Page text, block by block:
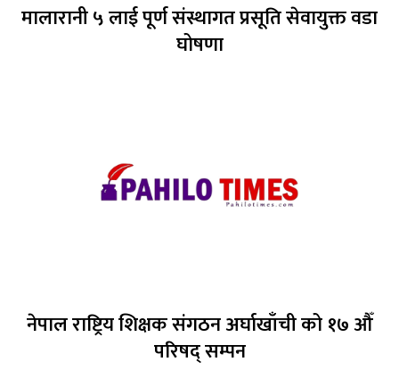
मालारानी ५ लाई पूर्ण संस्थागत प्रसूति सेवायुक्त वडा
घोषणा
नेपाल राष्ट्रिय शिक्षक संगठन अर्घाखाँची को १७ औँ
परिषद् सम्पन